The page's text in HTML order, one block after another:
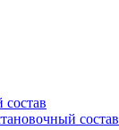
состав